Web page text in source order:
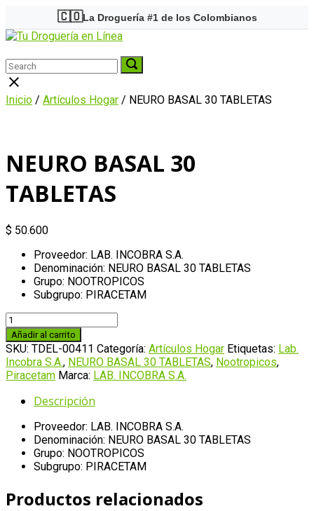
content
🇨🇴La Droguería #1 de los Colombianos
Home
Menu
Search
for:
Search
for:
Search
Close
search
bar
Inicio / Artículos Hogar / NEURO BASAL 30 TABLETAS
NEURO BASAL 30
TABLETAS
$ 50.600
Proveedor: LAB. INCOBRA S.A.
Denominación: NEURO BASAL 30 TABLETAS
Grupo: NOOTROPICOS
Subgrupo: PIRACETAM
NEURO
BASAL
30
TABLETAS
cantidad
Añadir al carrito
SKU: TDEL-00411 Categoría: Artículos Hogar Etiquetas: Lab.
Incobra S.A., NEURO BASAL 30 TABLETAS, Nootropicos,
Piracetam Marca: LAB. INCOBRA S.A.
Descripción
Proveedor: LAB. INCOBRA S.A.
Denominación: NEURO BASAL 30 TABLETAS
Grupo: NOOTROPICOS
Subgrupo: PIRACETAM
Productos relacionados